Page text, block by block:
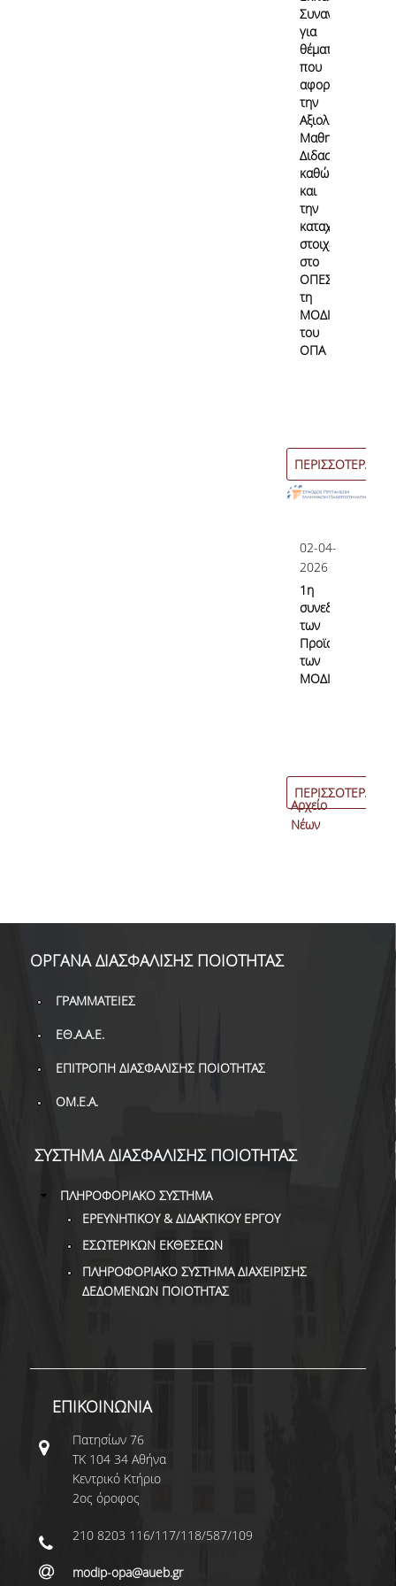
Συναντήσεις
για
θέματα
που
αφορούν
την
Αξιολόγηση
Μαθημάτων/
Διδασκαλίας
καθώς
και
την
καταχώρηση
στοιχείων
στο
ΟΠΕΣΠ από
τη
ΜΟΔΙΠ
του
ΟΠΑ
ΠΕΡΙΣΣΟΤΕΡΑ
02-04-
2026
1η
συνεδρίαση
των
Προϊσταμένων
των
ΜΟΔΙΠ
ΠΕΡΙΣΣΟΤΕΡΑ
Αρχείο
Νέων
ΟΡΓΑΝΑ ΔΙΑΣΦΑΛΙΣΗΣ ΠΟΙΟΤΗΤΑΣ
ΓΡΑΜΜΑΤΕΙΕΣ
ΕΘ.Α.Α.Ε.
ΕΠΙΤΡΟΠΗ ΔΙΑΣΦΑΛΙΣΗΣ ΠΟΙΟΤΗΤΑΣ
ΟΜ.Ε.Α.
ΣΥΣΤΗΜΑ ΔΙΑΣΦΑΛΙΣΗΣ ΠΟΙΟΤΗΤΑΣ
ΠΛΗΡΟΦΟΡΙΑΚΟ ΣΥΣΤΗΜΑ
ΕΡΕΥΝΗΤΙΚΟΥ & ΔΙΔΑΚΤΙΚΟΥ ΕΡΓΟΥ
ΕΣΩΤΕΡΙΚΩΝ ΕΚΘΕΣΕΩΝ
ΠΛΗΡΟΦΟΡΙΑΚΟ ΣΥΣΤΗΜΑ ΔΙΑΧΕΙΡΙΣΗΣ
ΔΕΔΟΜΕΝΩΝ ΠΟΙΟΤΗΤΑΣ
ΕΠΙΚΟΙΝΩΝΙΑ
Πατησίων 76
ΤΚ 104 34 Αθήνα
Κεντρικό Κτήριο
2ος όροφος
210 8203 116/117/118/587/109
modip-opa@aueb.gr